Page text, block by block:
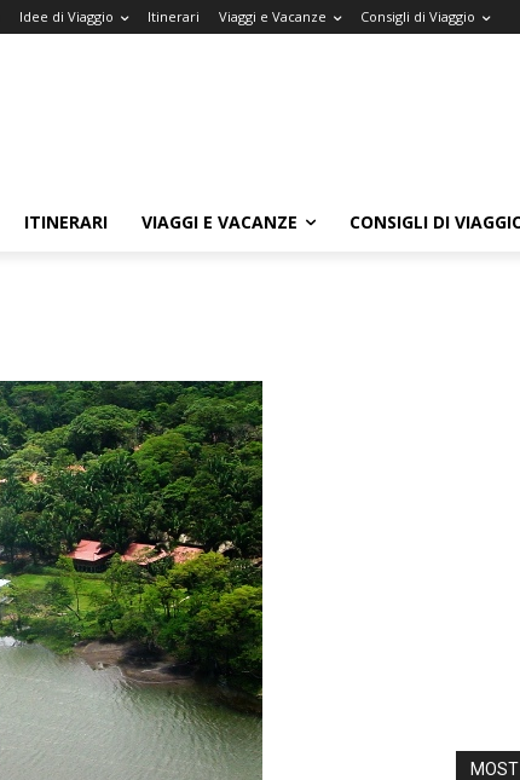
Idee di Viaggio Itinerari Viaggi e Vacanze Consigli di Viaggio
ITINERARI VIAGGI E VACANZE CONSIGLI DI